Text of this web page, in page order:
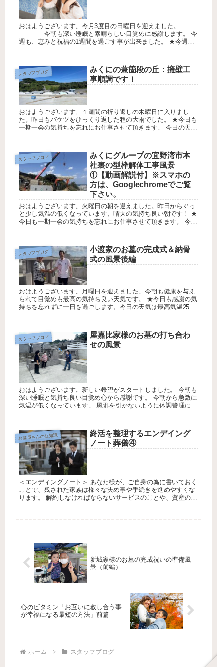
おはようございます。今月3度目の日曜日を迎えました。
今朝も深い睡眠と素晴らしい目覚めに感謝します。 今
週も、恵みと祝福の1週間を過ごす事が出来ました。 ★今週の
スタッフブログ
みくにの兼箇段の丘：擁壁工
事順調です！
おはようございます。１週間の折り返しの木曜日に入りまし
た。昨日もバケツをひっくり返した程の大雨でした。 ★今日も
一期一会の気持ちを忘れにお仕事させて頂きます。 今日の天気
スタッフブログ
みくにグループの宜野湾市本
社裏の型枠解体工事風景
①【動画解説付】※スマホの
方は、Googlechromeでご覧
下さい。
おはようございます。火曜日の朝を迎えました。昨日からぐっ
と少し気温の低くなっています。晴天の気持ち良い朝です！ ★
今日も一期一会の気持ちを忘れにお仕事させて頂きます。 今日
スタッフブログ
小渡家のお墓の完成式＆納骨
式の風景後編
おはようございます。月曜日を迎えました。今朝も健康を与え
られて目覚めも最高の気持ち良い天気です。 ★今日も感謝の気
持ちを忘れずに一日を過ごします。今日の天気は最高気温25℃
スタッフブログ
屋嘉比家様のお墓の打ち合わ
せの風景
おはようございます。新しい希望がスタートしました。 今朝も
深い睡眠と気持ち良い目覚め心から感謝です。 今朝から急激に
気温が低くなっています。 風邪を引かないように体調管理に気
お墓屋さんの豆知識
終活を整理するエンデイング
ノート葬儀④
＜エンディングノート＞ あなた様が、ご自身の為に書いておく
ことで、残された家族は様々な決め事や手続きを進めやすくな
ります。 解約しなければならないサービスのことや、資産のこ
新城家様のお墓の完成祝いの準備風
景（前編）
心のビタミン「お互いに赦し合う事
が幸福になる最短の方法」前篇
ホーム スタッフブログ